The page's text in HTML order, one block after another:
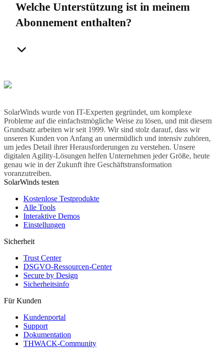
Welche Unterstützung ist in meinem
Abonnement enthalten?
SolarWinds wurde von IT-Experten gegründet, um komplexe
Probleme auf die einfachstmögliche Weise zu lösen, und mit diesem
Grundsatz arbeiten wir seit 1999. Wir sind stolz darauf, dass wir
unseren Kunden von Anfang an unermüdlich und intensiv zuhören,
um jedes Detail ihrer Herausforderungen zu verstehen. Unsere
digitalen Agility-Lösungen helfen Unternehmen jeder Größe, heute
genau wie in der Zukunft ihre Geschäftstransformation
voranzutreiben.
SolarWinds testen
Kostenlose Testprodukte
Alle Tools
Interaktive Demos
Einstellungen
Sicherheit
Trust Center
DSGVO-Ressourcen-Center
Secure by Design
Sicherheitsinfo
Für Kunden
Kundenportal
Support
Dokumentation
THWACK-Community